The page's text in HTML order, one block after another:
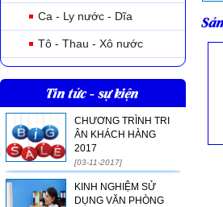
Ca - Ly nước - Dĩa
Tô - Thau - Xô nước
Tin tức - sự kiện
CHƯƠNG TRÌNH TRI
ÂN KHÁCH HÀNG
2017
[03-11-2017]
KINH NGHIỆM SỬ
DỤNG VĂN PHÒNG